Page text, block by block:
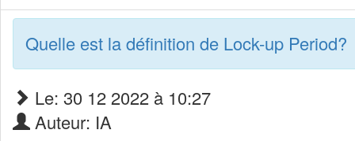
Quelle est la définition de Lock-up Period?
Le: 30 12 2022 à 10:27
Auteur: IA